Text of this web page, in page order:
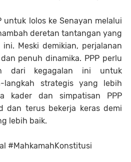
untuk lolos ke Senayan melalui
deretan tantangan yang
Meski demikian, perjalanan
penuh dinamika. PPP perlu
dari kegagalan ini untuk
langkah strategis yang lebih
kader dan simpatisan PPP
dan terus bekerja keras demi
lebih baik.
#MahkamahKonstitusi